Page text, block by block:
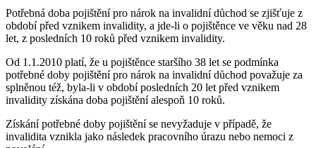
Potřebná doba pojištění pro nárok na invalidní důchod se zjišťuje z
období před vznikem invalidity, a jde-li o pojištěnce ve věku nad 28
let, z posledních 10 roků před vznikem invalidity.
Od 1.1.2010 platí, že u pojištěnce staršího 38 let se podmínka
potřebné doby pojištění pro nárok na invalidní důchod považuje za
splněnou též, byla-li v období posledních 20 let před vznikem
invalidity získána doba pojištění alespoň 10 roků.
Získání potřebné doby pojištění se nevyžaduje v případě, že
invalidita vznikla jako následek pracovního úrazu nebo nemoci z